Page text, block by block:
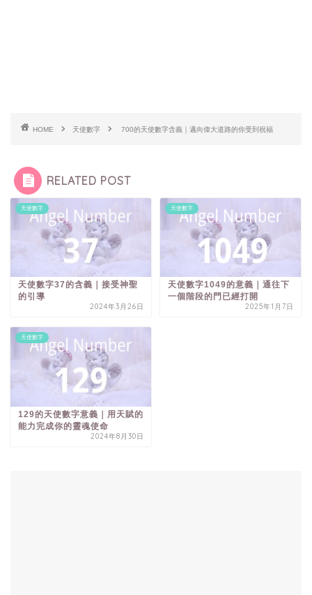
HOME 天使數字 700的天使數字含義｜邁向偉大道路的你受到祝福
RELATED POST
天使數字
天使數字37的含義｜接受神聖
的引導
2024年3月26日
天使數字
天使數字1049的意義｜通往下
一個階段的門已經打開
2025年1月7日
天使數字
129的天使數字意義｜用天賦的
能力完成你的靈魂使命
2024年8月30日